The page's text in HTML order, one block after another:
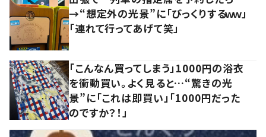
→“想定外の光景”に「びっくりするｗｗ」
「連れて行ってあげて笑」
「こんなん買ってしまう」1000円の浴衣
を衝動買い。よく見ると…“驚きの光
景”に「これは即買い」「1000円だった
のですか？！」